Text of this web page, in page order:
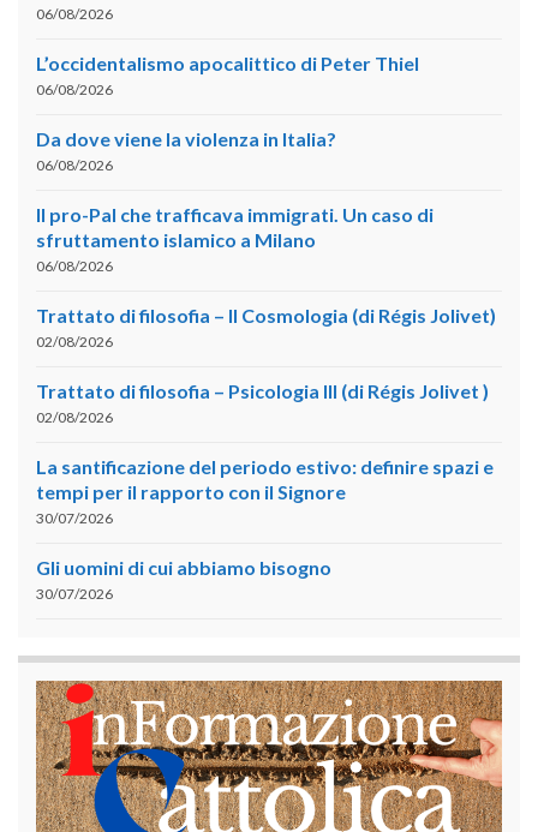
06/08/2026
L’occidentalismo apocalittico di Peter Thiel
06/08/2026
Da dove viene la violenza in Italia?
06/08/2026
Il pro-Pal che trafficava immigrati. Un caso di
sfruttamento islamico a Milano
06/08/2026
Trattato di filosofia – II Cosmologia (di Régis Jolivet)
02/08/2026
Trattato di filosofia – Psicologia III (di Régis Jolivet )
02/08/2026
La santificazione del periodo estivo: definire spazi e
tempi per il rapporto con il Signore
30/07/2026
Gli uomini di cui abbiamo bisogno
30/07/2026